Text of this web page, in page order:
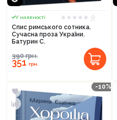
У наявності
0
Спис римського сотника.
Сучасна проза України.
Батурин С.
390грн.
351грн.
-10%